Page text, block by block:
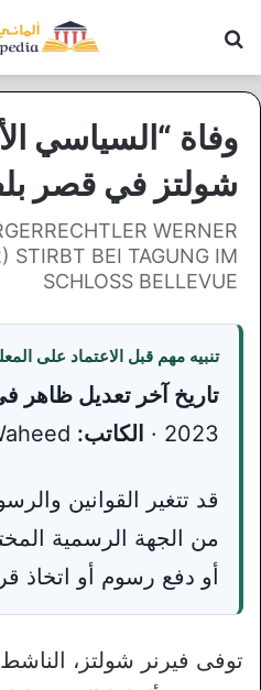
وفاة “السياسي
شولتز في قصر
WERNER
STIRBT BEI TAGUNG IM
SCHLOSS BELLEVUE
تنبيه مهم قبل الاعتماد على
تاريخ آخر تعديل ظاهر
2023 ·
الكاتب:
قد تتغير القوانين
من الجهة الرسمية
أو دفع رسوم أو اتخاذ
توفى فيرنر شولتز،